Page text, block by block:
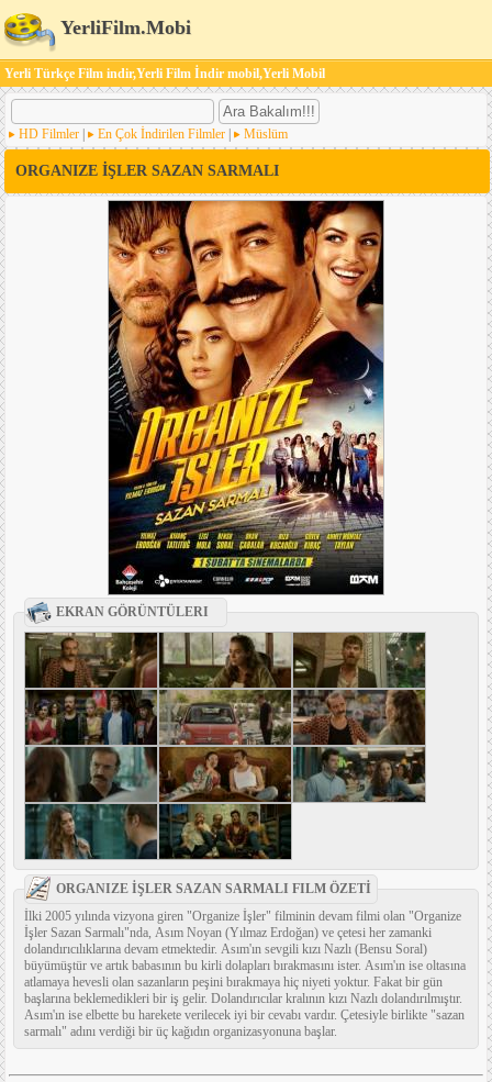
YerliFilm.Mobi
Yerli Türkçe Film indir,Yerli Film İndir mobil,Yerli Mobil
HD Filmler En Çok İndirilen Filmler Müslüm
ORGANIZE İŞLER SAZAN SARMALI
EKRAN GÖRÜNTÜLERI
ORGANIZE İŞLER SAZAN SARMALI FILM ÖZETİ
İlki 2005 yılında vizyona giren "Organize İşler" filminin devam filmi olan "Organize
İşler Sazan Sarmalı"nda, Asım Noyan (Yılmaz Erdoğan) ve çetesi her zamanki
dolandırıcılıklarına devam etmektedir. Asım'ın sevgili kızı Nazlı (Bensu Soral)
büyümüştür ve artık babasının bu kirli dolapları bırakmasını ister. Asım'ın ise oltasına
atlamaya hevesli olan sazanların peşini bırakmaya hiç niyeti yoktur. Fakat bir gün
başlarına beklemedikleri bir iş gelir. Dolandırıcılar kralının kızı Nazlı dolandırılmıştır.
Asım'ın ise elbette bu harekete verilecek iyi bir cevabı vardır. Çetesiyle birlikte "sazan
sarmalı" adını verdiği bir üç kağıdın organizasyonuna başlar.